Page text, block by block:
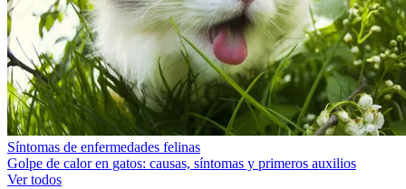
Síntomas de enfermedades felinas
Golpe de calor en gatos: causas, síntomas y primeros auxilios
Ver todos